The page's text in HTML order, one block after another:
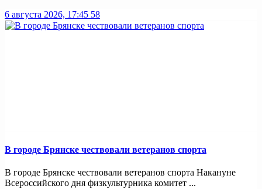
6 августа 2026, 17:45 58
В городе Брянске чествовали ветеранов спорта
В городе Брянске чествовали ветеранов спорта Накануне
Всероссийского дня физкультурника комитет ...